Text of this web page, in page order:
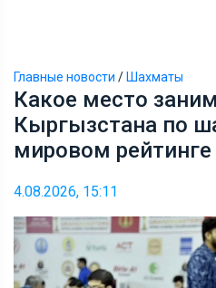
Главные новости / Шахматы
Какое место
Кыргызстана по
мировом рейтинге
4.08.2026, 15:11